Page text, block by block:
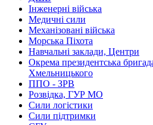
Інженерні війська
Медичні сили
Механізовані війська
Морська Піхота
Навчальні заклади, Центри
Окрема президентська
Хмельницького
ППО - ЗРВ
Розвідка, ГУР МО
Сили логістики
Сили підтримки